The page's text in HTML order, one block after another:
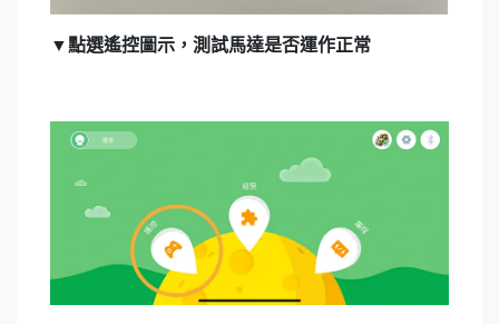
▼點選遙控圖示，測試馬達是否運作正常